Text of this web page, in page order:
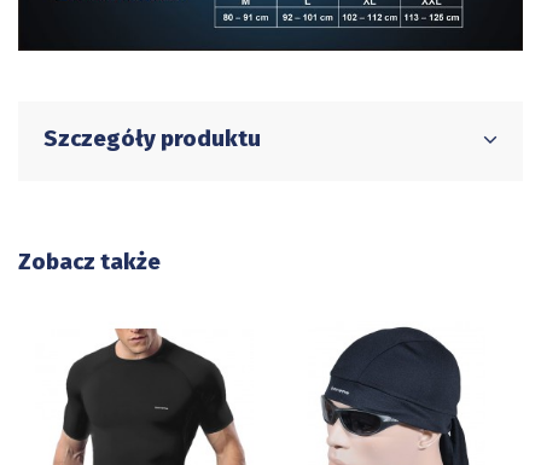
Szczegóły produktu
Zobacz także